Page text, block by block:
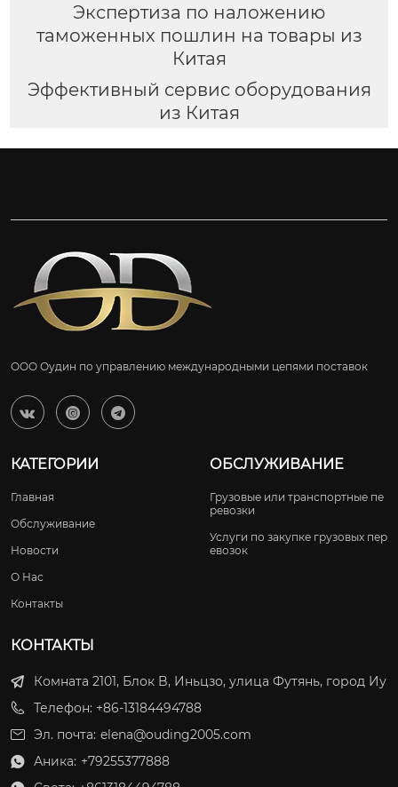
Экспертиза по наложению
таможенных пошлин на товары из
Китая
Эффективный сервис оборудования
из Китая
ООО Оудин по управлению международными цепями поставок
  
КАТЕГОРИИ
Главная
Обслуживание
Новости
О Нас
Контакты
ОБСЛУЖИВАНИЕ
Грузовые или транспортные пе
ревозки
Услуги по закупке грузовых пер
евозок
КОНТАКТЫ
Комната 2101, Блок B, Иньцзо, улица Футянь, город Иу
Телефон: +86-13184494788
Эл. почта: elena@ouding2005.com
 Аника: +79255377888